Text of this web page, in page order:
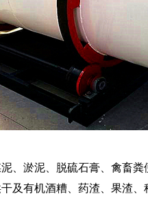
淤泥、脱硫石膏、禽畜粪
及有机酒糟、药渣、果渣、